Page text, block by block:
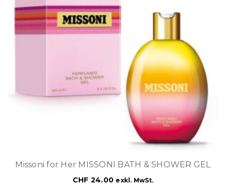
Missoni for Her MISSONI BATH & SHOWER GEL
CHF 24.00 exkl. MwSt.